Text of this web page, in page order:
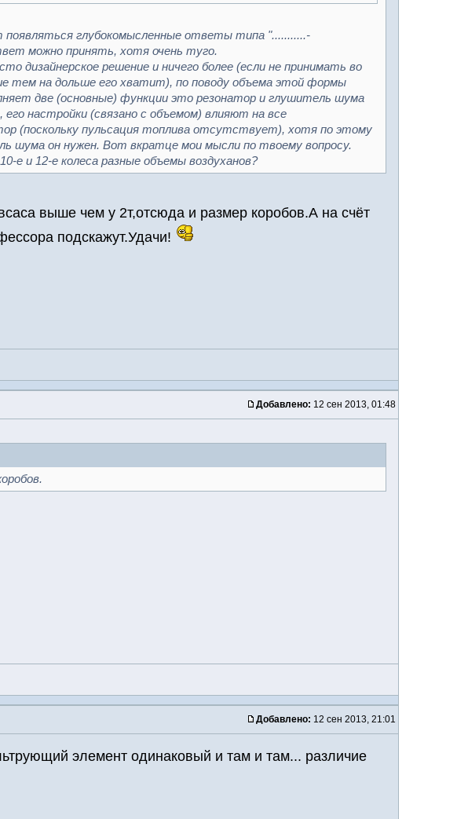
появляться глубокомысленные ответы типа "...........-
можно принять, хотя очень туго.
дизайнерское решение и ничего более (если не принимать во
тем на дольше его хватит), по поводу объема этой формы
две (основные) функции это резонатор и глушитель шума
его настройки (связано с объемом) влияют на все
(поскольку пульсация топлива отсутствует), хотя по этому
шума он нужен. Вот вкратце мои мысли по твоему вопросу.
е и 12-е колеса разные объемы воздуханов?
выше чем у 2т,отсюда и размер коробов.А на счёт
подскажут.Удачи!
Добавлено: 12 сен 2013, 01:48
Добавлено: 12 сен 2013, 21:01
элемент одинаковый и там и там... различие